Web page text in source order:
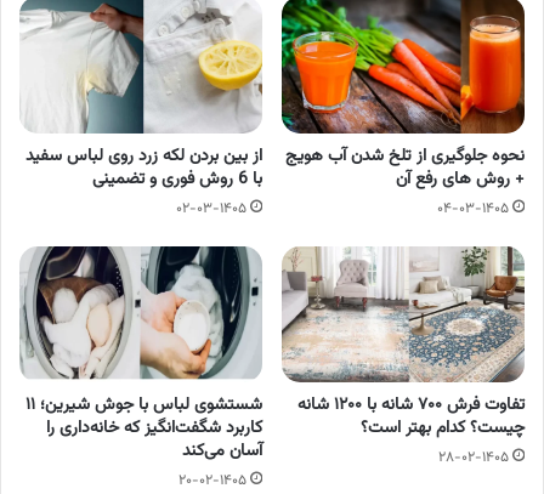
نحوه جلوگیری از تلخ شدن آب هویج
+ روش های رفع آن
۰۴-۰۳-۱۴۰۵
از بین بردن لکه زرد روی لباس سفید
با 6 روش فوری و تضمینی
۰۲-۰۳-۱۴۰۵
تفاوت فرش ۷۰۰ شانه با ۱۲۰۰ شانه
چیست؟ کدام بهتر است؟
۲۸-۰۲-۱۴۰۵
شستشوی لباس با جوش شیرین؛ ۱۱
کاربرد شگفت‌انگیز که خانه‌داری را
آسان می‌کند
۲۰-۰۲-۱۴۰۵